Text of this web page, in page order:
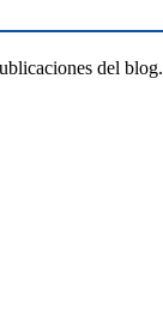
del blog.